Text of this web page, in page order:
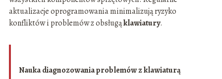
aktualizacje oprogramowania minimalizują ryzyko
konfliktów i problemów z obsługąklawiatury.
Nauka diagnozowania problemów z klawiaturą